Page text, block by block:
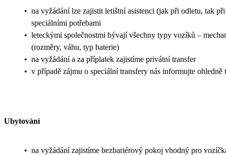
• na vyžádání lze zajistit letištní asistenci (jak při odletu, tak
speciálními potřebami
• leteckými společnostmi bývají všechny typy vozíků –
(rozměry, váhu, typ baterie)
• na vyžádání a za příplatek zajistíme privátní transfer
• v případě zájmu o speciální transfery nás informujte
Ubytování
• na vyžádání zajistíme bezbariérový pokoj vhodný pro